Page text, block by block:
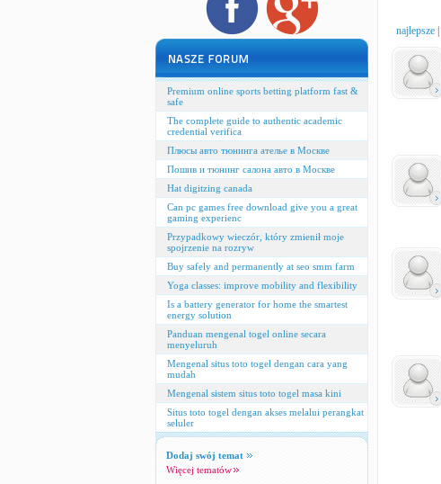
Premium online sports betting platform fast &
safe
The complete guide to authentic academic
credential verifica
Плюсы авто тюнинга ателье в Москве
Пошив и тюнинг салона авто в Москве
Hat digitzing canada
Can pc games free download give you a great
gaming experienc
Przypadkowy wieczór, który zmienił moje
spojrzenie na rozryw
Buy safely and permanently at seo smm farm
Yoga classes: improve mobility and flexibility
Is a battery generator for home the smartest
energy solution
Panduan mengenal togel online secara
menyeluruh
Mengenal situs toto togel dengan cara yang
mudah
Mengenal sistem situs toto togel masa kini
Situs toto togel dengan akses melalui perangkat
seluler
Dodaj swój temat
Więcej tematów
najlepsze|